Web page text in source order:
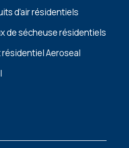
d’air résidentiels
de sécheuse résidentiels
Aeroseal